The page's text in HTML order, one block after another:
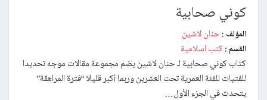
كوني صحابية
المؤلف : حنان لاشين
القسم : كتب اسلامية
كتاب كوني صحابية لـ حنان لاشين يضم مجموعة مقالات موجه تحديدا
للفتيات للفئة العمرية تحت العشرين وربما أكبر قليلا “فترة المراهقة”
يتحدث في الجزء الأول…